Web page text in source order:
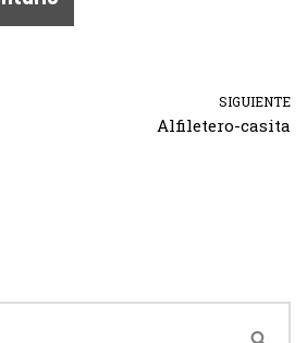
SIGUIENTE
Alfiletero-casita